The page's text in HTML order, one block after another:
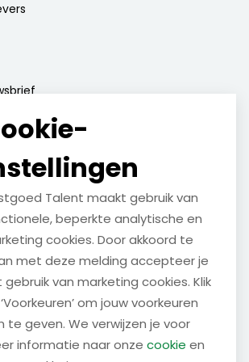
talent.nl
Talent maakt gebruik van
beperkte analytische en
cookies. Door akkoord te
met deze melding accepteer je
gebruik van marketing cookies. Klik
om jouw voorkeuren
te geven. We verwijzen je voor
informatie naar onze cookie en